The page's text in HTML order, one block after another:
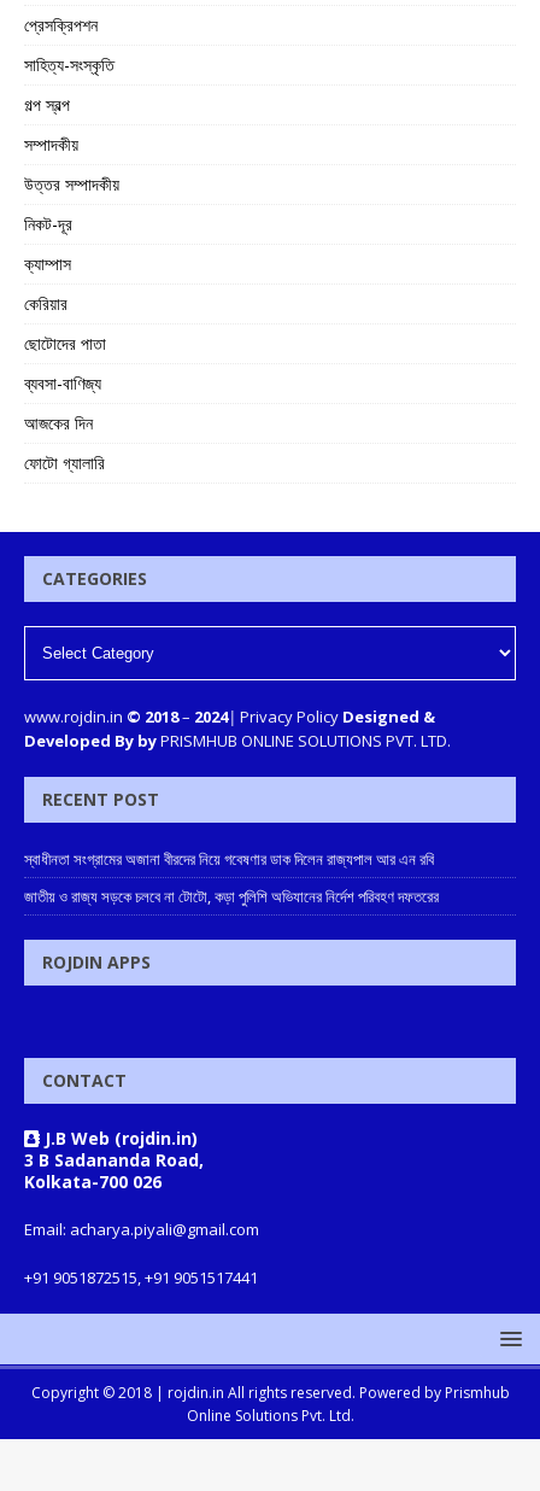
প্রেসক্রিপশন
সাহিত্য-সংস্কৃতি
গল্প স্বল্প
সম্পাদকীয়
উত্তর সম্পাদকীয়
নিকট-দূর
ক্যাম্পাস
কেরিয়ার
ছোটোদের পাতা
ব্যবসা-বাণিজ্য
আজকের দিন
ফোটো গ্যালারি
CATEGORIES
www.rojdin.in © 2018– 2024| Privacy Policy Designed &
Developed By byPRISMHUB ONLINE SOLUTIONS PVT. LTD.
RECENT POST
স্বাধীনতা সংগ্রামের অজানা বীরদের নিয়ে গবেষণার ডাক দিলেন রাজ্যপাল আর এন রবি
জাতীয় ও রাজ্য সড়কে চলবে না টোটো, কড়া পুলিশি অভিযানের নির্দেশ পরিবহণ দফতরের
ROJDIN APPS
CONTACT
J.B Web (rojdin.in)
3 B Sadananda Road,
Kolkata-700 026
Email: acharya.piyali@gmail.com
+91 9051872515, +91 9051517441
Copyright © 2018 | rojdin.in All rights reserved. Powered by Prismhub
Online Solutions Pvt. Ltd.